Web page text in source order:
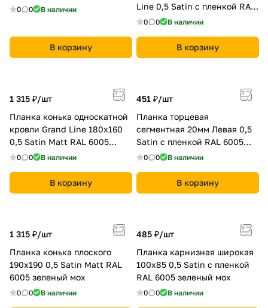
0 0 В наличии
В корзину
Line 0,5 Satin с пленкой RAL
6005 зеленый мох
0 0 В наличии
В корзину
1 315 ₽/шт
Планка конька односкатной
кровли Grand Line 180x160
0,5 Satin Мatt RAL 6005
зеленый мох
0 0 В наличии
В корзину
451 ₽/шт
Планка торцевая
сегментная 20мм Левая 0,5
Satin с пленкой RAL 6005
зеленый мох
0 0 В наличии
В корзину
1 315 ₽/шт
Планка конька плоского
190х190 0,5 Satin Мatt RAL
6005 зеленый мох
0 0 В наличии
485 ₽/шт
Планка карнизная широкая
100х85 0,5 Satin с пленкой
RAL 6005 зеленый мох
0 0 В наличии